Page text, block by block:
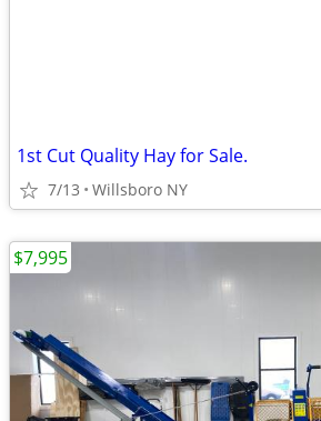
1st Cut Quality Hay for Sale.
7/13 Willsboro NY
$7,995